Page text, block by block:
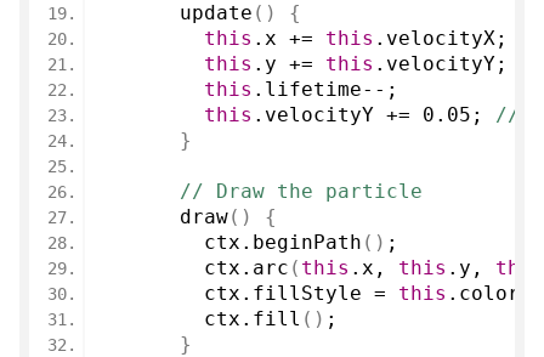
update ( )
{
this . x += this . velocityX;
this . y += this . velocityY;
this . lifetime--;
this . velocityY += 0.05 ; //
}
// Draw the particle
draw( )
{
        ctx.
beginPath ( ) ;
        ctx.
arc ( this . x , this . y , this
        ctx.
fillStyle = this . color
        ctx.
fill ( ) ;
}